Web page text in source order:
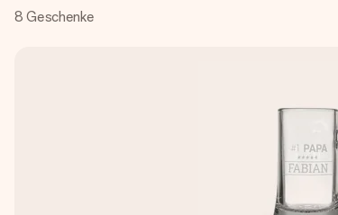
8 Geschenke